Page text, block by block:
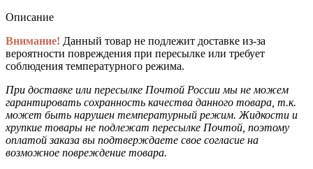
Описание
Внимание! Данный товар не подлежит доставке из-за
вероятности повреждения при пересылке или требует
соблюдения температурного режима.
При доставке или пересылке Почтой России мы не можем
гарантировать сохранность качества данного товара, т.к.
может быть нарушен температурный режим. Жидкости и
хрупкие товары не подлежат пересылке Почтой, поэтому
оплатой заказа вы подтверждаете свое согласие на
возможное повреждение товара.